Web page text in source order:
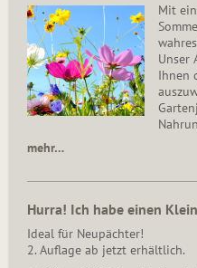
Mit
Unser
Ihnen
mehr…
Hurra! Ich habe einen
Ideal für Neupächter!
2. Auflage ab jetzt erhältlich.